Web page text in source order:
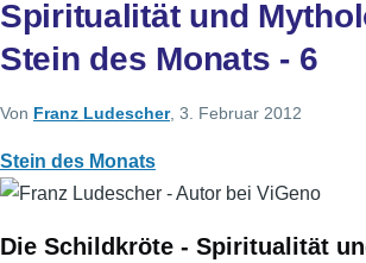
Spiritualität und
Stein des Monats - 6
Von Franz Ludescher, 3. Februar 2012
Stein des Monats
Die Schildkröte - Spiritualität